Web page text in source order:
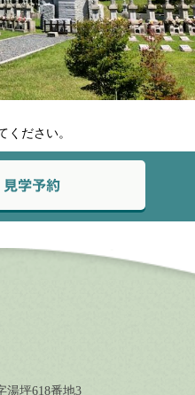
ください。
湯坪618番地3